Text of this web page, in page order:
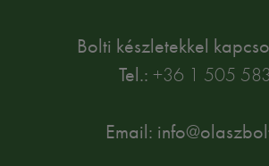
Bolti készletekkel
Tel.: +36 1 505
Email: